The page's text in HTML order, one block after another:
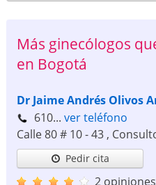
Más ginecólogos
en Bogotá
Dr Jaime Andrés Olivos
610... ver teléfono
Calle 80 # 10 - 43 ,
Pedir cita
2 opiniones